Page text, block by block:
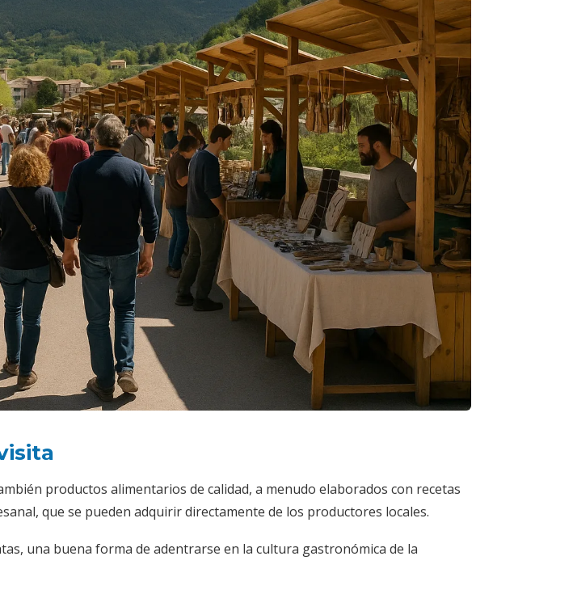
productos alimentarios de calidad, a menudo elaborados con recetas
que se pueden adquirir directamente de los productores locales.
una buena forma de adentrarse en la cultura gastronómica de la